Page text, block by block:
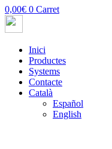
0,00€ 0 Carret
Inici
Productes
Systems
Contacte
Català
Español
English